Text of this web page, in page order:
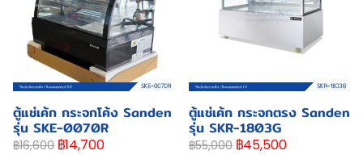
ตู้แช่เค้ก กระจกโค้ง Sanden
รุ่น SKE-0070R
฿16,600 ฿14,700
ตู้แช่เค้ก กระจกตรง Sanden
รุ่น SKR-1803G
฿55,000 ฿45,500